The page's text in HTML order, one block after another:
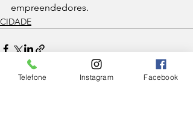
empreendedores.
CIDADE
Telefone Instagram Facebook